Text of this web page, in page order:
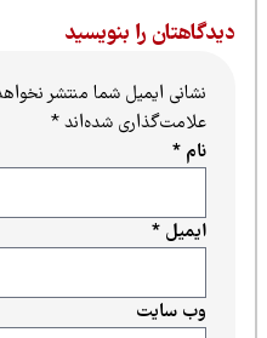
را بنویسید
نشانی ایمیل شما منتشر نخواهد شد.
علامت‌گذاری شده‌اند*
ایمیل*
وب‌ سایت